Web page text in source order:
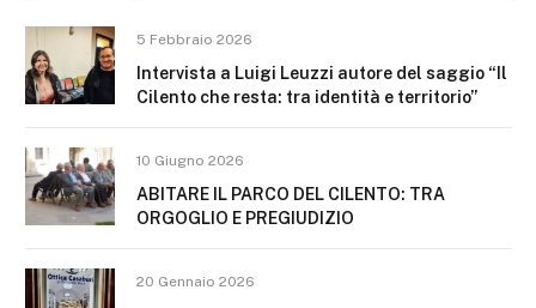
5 Febbraio 2026
Intervista a Luigi Leuzzi autore del saggio “Il
Cilento che resta: tra identità e territorio”
10 Giugno 2026
ABITARE IL PARCO DEL CILENTO: TRA
ORGOGLIO E PREGIUDIZIO
20 Gennaio 2026